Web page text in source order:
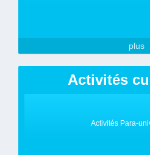
plus
Activités
Activités Para-